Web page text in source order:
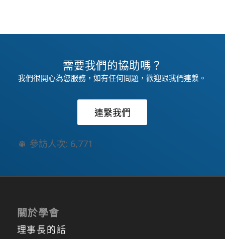
需要我們的協助嗎？
我們很開心為您服務，如有任何問題，歡迎跟我們連繫。
連繫我們
參訪人次: 6,771
關於學會
理事長的話